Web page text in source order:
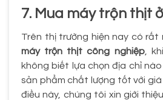
7. Mua máy trộn thịt
Trên thị trường hiện nay có rất
máy trộn thịt công nghiệp,
không biết lựa chọn địa chỉ
sản phẩm chất lượng tốt với giá
điều này, chúng tôi xin giới